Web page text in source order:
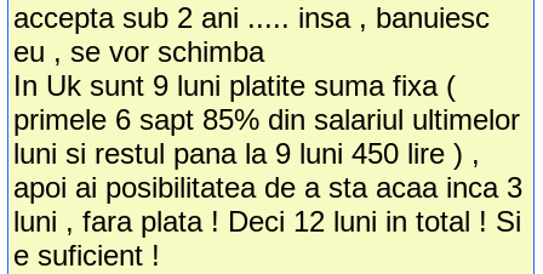
accepta sub 2 ani ..... insa , banuiesc
eu , se vor schimba
In Uk sunt 9 luni platite suma fixa (
primele 6 sapt 85% din salariul ultimelor
luni si restul pana la 9 luni 450 lire ) ,
apoi ai posibilitatea de a sta acaa inca 3
luni , fara plata ! Deci 12 luni in total ! Si
e suficient !